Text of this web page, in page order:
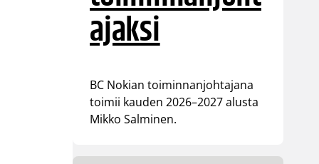
ajaksi
BC Nokian toiminnanjohtajana
toimii kauden 2026–2027 alusta
Mikko Salminen.